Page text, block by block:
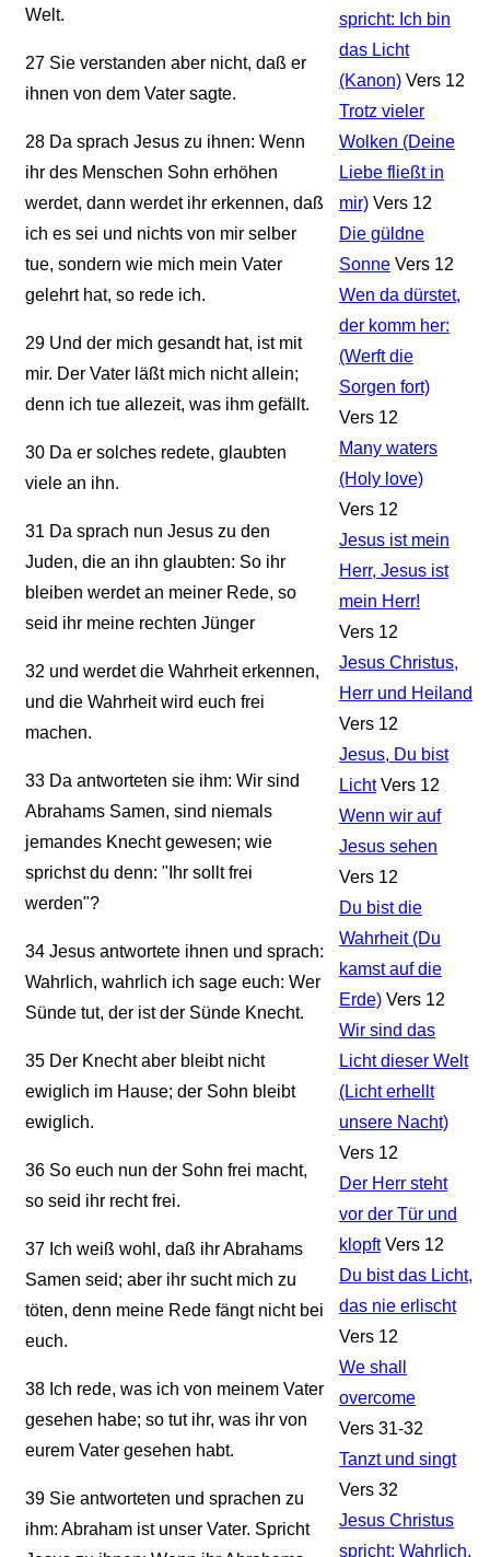
Welt.
27Sie verstanden aber nicht, daß er
ihnen von dem Vater sagte.
28Da sprach Jesus zu ihnen: Wenn
ihr des Menschen Sohn erhöhen
werdet, dann werdet ihr erkennen, daß
ich es sei und nichts von mir selber
tue, sondern wie mich mein Vater
gelehrt hat, so rede ich.
29Und der mich gesandt hat, ist mit
mir. Der Vater läßt mich nicht allein;
denn ich tue allezeit, was ihm gefällt.
30Da er solches redete, glaubten
viele an ihn.
31 Da sprach nun Jesus zu den
Juden, die an ihn glaubten: So ihr
bleiben werdet an meiner Rede, so
seid ihr meine rechten Jünger
32 und werdet die Wahrheit erkennen,
und die Wahrheit wird euch frei
machen.
33Da antworteten sie ihm: Wir sind
Abrahams Samen, sind niemals
jemandes Knecht gewesen; wie
sprichst du denn: "Ihr sollt frei
werden"?
34Jesus antwortete ihnen und sprach:
Wahrlich, wahrlich ich sage euch: Wer
Sünde tut, der ist der Sünde Knecht.
35Der Knecht aber bleibt nicht
ewiglich im Hause; der Sohn bleibt
ewiglich.
36So euch nun der Sohn frei macht,
so seid ihr recht frei.
37Ich weiß wohl, daß ihr Abrahams
Samen seid; aber ihr sucht mich zu
töten, denn meine Rede fängt nicht bei
euch.
38Ich rede, was ich von meinem Vater
gesehen habe; so tut ihr, was ihr von
eurem Vater gesehen habt.
39Sie antworteten und sprachen zu
ihm: Abraham ist unser Vater. Spricht
spricht: Ich bin
das Licht
(Kanon) Vers 12
Trotz vieler
Wolken (Deine
Liebe fließt in
mir) Vers 12
Die güldne
Sonne Vers 12
Wen da dürstet,
der komm her:
(Werft die
Sorgen fort)
Vers 12
Many waters
(Holy love)
Vers 12
Jesus ist mein
Herr, Jesus ist
mein Herr!
Vers 12
Jesus Christus,
Herr und Heiland
Vers 12
Jesus, Du bist
Licht Vers 12
Wenn wir auf
Jesus sehen
Vers 12
Du bist die
Wahrheit (Du
kamst auf die
Erde) Vers 12
Wir sind das
Licht dieser Welt
(Licht erhellt
unsere Nacht)
Vers 12
Der Herr steht
vor der Tür und
klopft Vers 12
Du bist das Licht,
das nie erlischt
Vers 12
We shall
overcome
Vers 31-32
Tanzt und singt
Vers 32
Jesus Christus
spricht: Wahrlich,